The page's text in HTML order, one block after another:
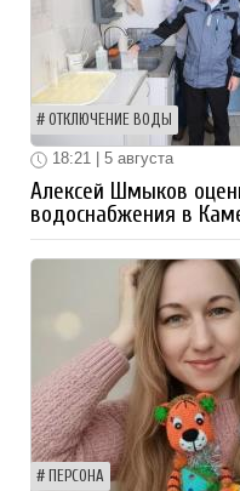
ОТКЛЮЧЕНИЕ ВОДЫ
18:21 | 5 августа
Алексей Шмыков
водоснабжения в
ПЕРСОНА